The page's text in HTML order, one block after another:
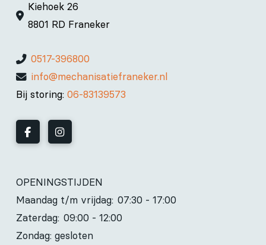
Kiehoek 26
8801 RD Franeker
0517-396800
info@mechanisatiefraneker.nl
Bij storing: 06-83139573
OPENINGSTIJDEN
Maandag t/m vrijdag: 07:30 - 17:00
Zaterdag: 09:00 - 12:00
Zondag: gesloten